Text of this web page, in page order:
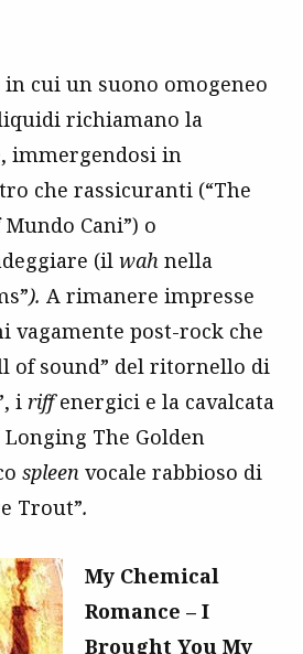
in cui un suono omogeneo
richiamano la
immergendosi in
che rassicuranti (“The
Cani”) o
(il wah nella
). A rimanere impresse
vagamente post-rock che
of sound” del ritornello di
i riffenergici e la cavalcata
The Golden
spleen vocale rabbioso di
Trout”.
My Chemical
Romance – I
Brought You My